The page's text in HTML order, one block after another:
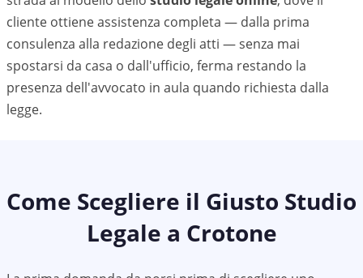
cliente ottiene assistenza completa — dalla prima
consulenza alla redazione degli atti — senza mai
spostarsi da casa o dall'ufficio, ferma restando la
presenza dell'avvocato in aula quando richiesta dalla
legge.
Come Scegliere il Giusto Studio
Legale a Crotone